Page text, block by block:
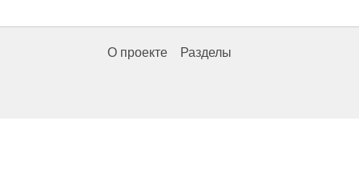
О проекте Разделы